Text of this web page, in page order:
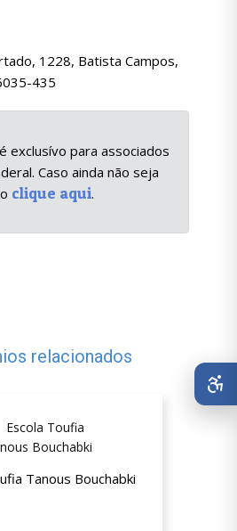
1228, Batista Campos,
435
exclusívo para associados
Caso ainda não seja
clique aqui.
relacionados
Tanous Bouchabki